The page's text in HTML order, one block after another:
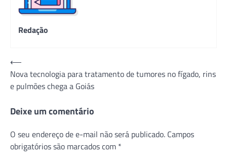
Redação
Navegação
de
Post
⟵
Nova tecnologia para tratamento de tumores no fígado, rins
e pulmões chega a Goiás
Deixe um comentário
O seu endereço de e-mail não será publicado. Campos
obrigatórios são marcados com *